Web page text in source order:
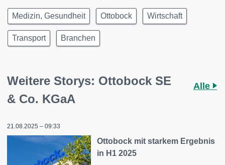
Medizin, Gesundheit Ottobock Wirtschaft
Transport Branchen
Weitere Storys: Ottobock SE
& Co. KGaA
Alle
21.08.2025 – 09:33
Ottobock mit starkem Ergebnis
in H1 2025